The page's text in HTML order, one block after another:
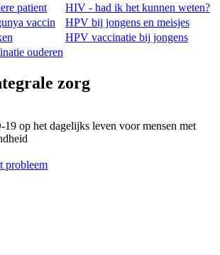
patient
HIV - had ik het kunnen weten?
vaccin
HPV bij jongens en meisjes
HPV vaccinatie bij jongens
ouderen
zorg
op het dagelijks leven voor mensen met
probleem